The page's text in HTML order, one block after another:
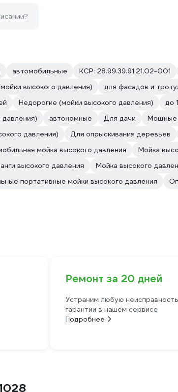
автомобильные КСР: 28.99.39.91.21.02-001
высокого давления) для фасадов и
Недорогие (мойки высокого давления) до
автономные Для дачи Мощные
давления)
Для опрыскивания деревьев
мойка высокого давления Мойка
высокого давления Мойка высокого
портативные мойки высокого давления
Ремонт за 20 дней
Устраним любую
гарантии в нашем сервисе
Подробнее